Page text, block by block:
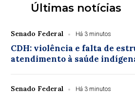
Últimas notícias
Senado Federal Há 3 minutos
CDH: violência e falta de
atendimento à saúde
Senado Federal Há 3 minutos